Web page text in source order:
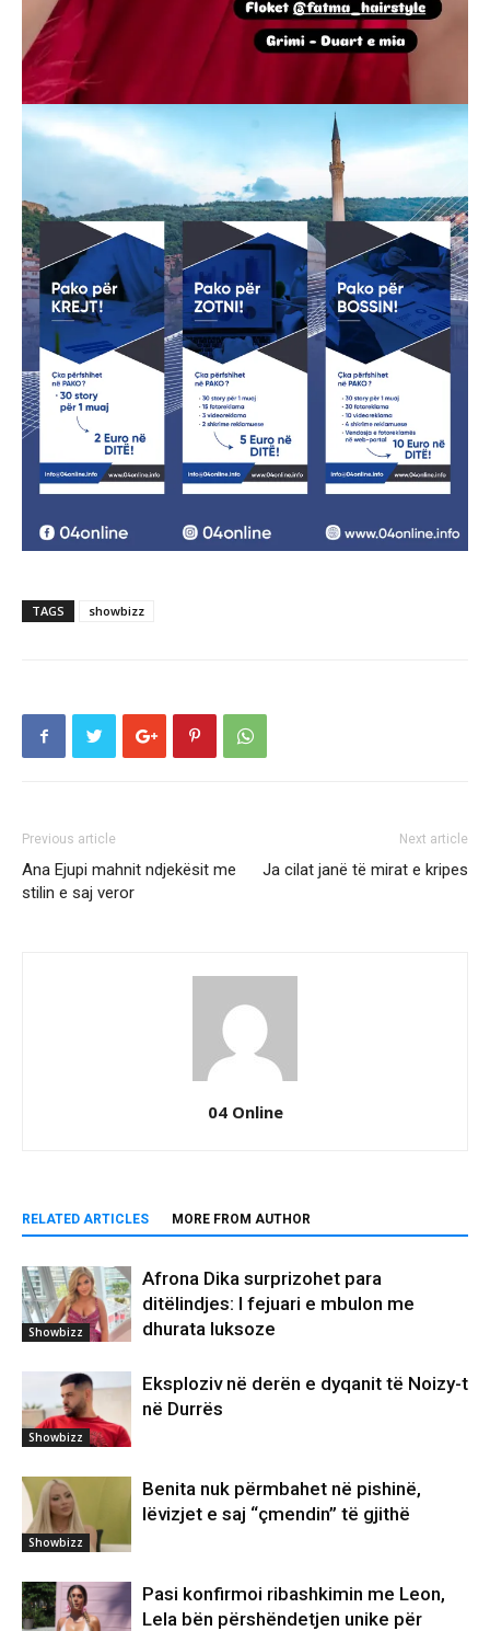
TAGS showbizz
Previous article
Ana Ejupi mahnit ndjekësit me
stilin e saj veror
Next article
Ja cilat janë të mirat e kripes
04 Online
RELATED ARTICLES MORE FROM AUTHOR
Showbizz
Afrona Dika surprizohet para
ditëlindjes: I fejuari e mbulon me
dhurata luksoze
Showbizz
Eksploziv në derën e dyqanit të Noizy-t
në Durrës
Showbizz
Benita nuk përmbahet në pishinë,
lëvizjet e saj “çmendin” të gjithë
Pasi konfirmoi ribashkimin me Leon,
Lela bën përshëndetjen unike për